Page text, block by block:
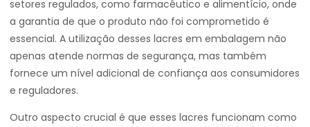
setores regulados, como farmacêutico e alimentício, onde
a garantia de que o produto não foi comprometido é
essencial. A utilização desses lacres em embalagem não
apenas atende normas de segurança, mas também
fornece um nível adicional de confiança aos consumidores
e reguladores.
Outro aspecto crucial é que esses lacres funcionam como